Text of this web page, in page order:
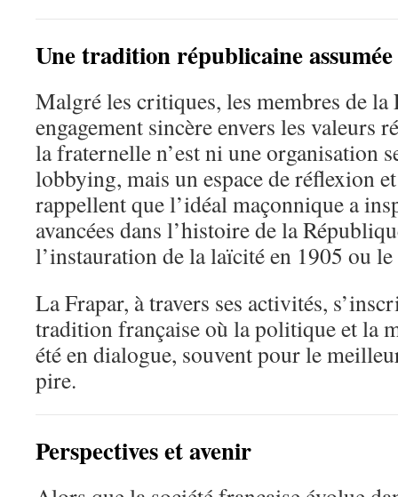
Une tradition républicaine assumée
Malgré les critiques, les membres de
engagement sincère envers les valeurs
la fraternelle n’est ni une organisation
lobbying, mais un espace de réflexion
rappellent que l’idéal maçonnique a
avancées dans l’histoire de la
l’instauration de la laïcité en 1905 ou
La Frapar, à travers ses activités,
tradition française où la politique et la
été en dialogue, souvent pour le
pire.
Perspectives et avenir